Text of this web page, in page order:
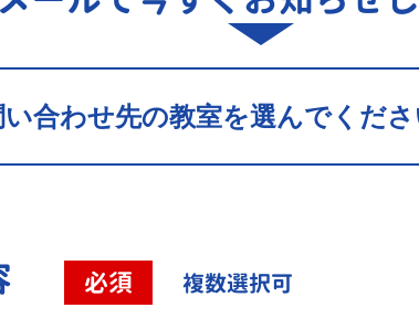
合わせ先の教室を選んでくださ
必須 複数選択可